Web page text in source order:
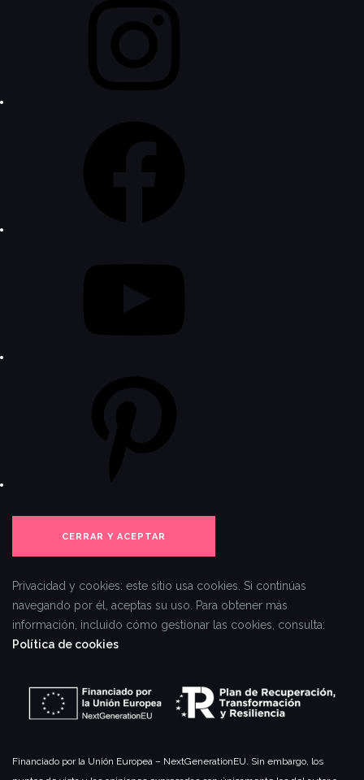
Privacidad y cookies: este sitio usa cookies. Si continúas
navegando por él, aceptas su uso. Para obtener más
información, incluido cómo gestionar las cookies, consulta:
Política de cookies
Financiado por la Unión Europea – NextGenerationEU. Sin embargo, los